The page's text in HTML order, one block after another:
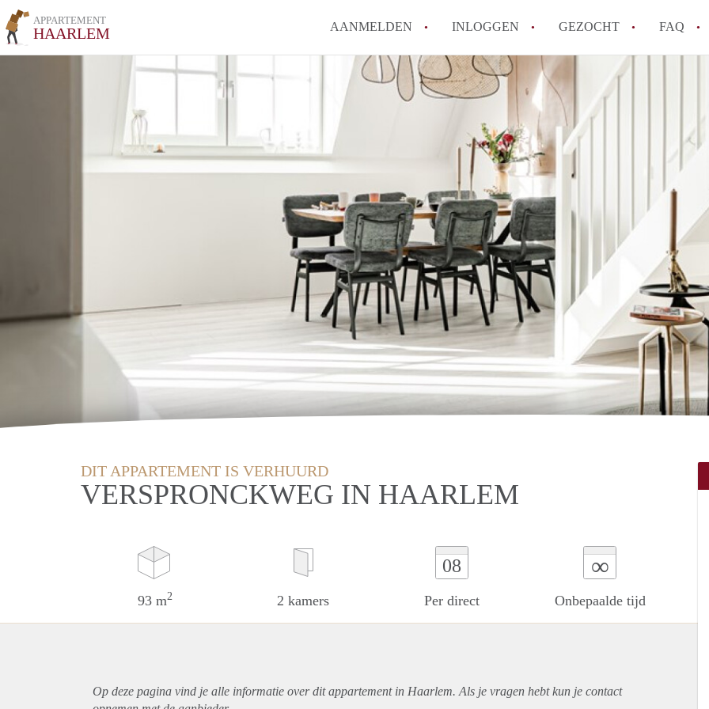
APPARTEMENT
HAARLEM AANMELDEN INLOGGEN GEZOCHT FAQ
How to translate AppartementHaarlem!
Wat is AppartementHaarlem?
Hoeveel kost het om te reageren op een
Wat is de privacyverklaring van
makelaarsvergoeding/
Alle veelgestelde vragen
DIT APPARTEMENT IS VERHUURD
VERSPRONCKWEG IN HAARLEM
93 m2 2 kamers
08
Per direct
∞
Onbepaalde tijd
Op deze pagina vind je alle informatie over ditappartementin Haarlem. Als je vragen hebt kun je contact